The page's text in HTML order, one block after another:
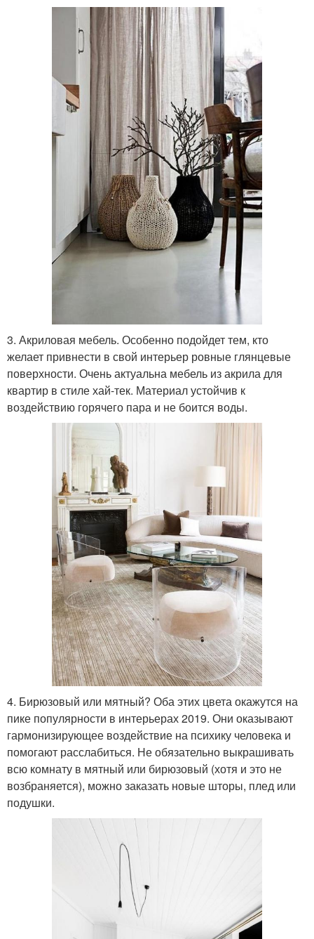
3. Акриловая мебель. Особенно подойдет тем, кто
желает привнести в свой интерьер ровные глянцевые
поверхности. Очень актуальна мебель из акрила для
квартир в стиле хай-тек. Материал устойчив к
воздействию горячего пара и не боится воды.
4. Бирюзовый или мятный? Оба этих цвета окажутся на
пике популярности в интерьерах 2019. Они оказывают
гармонизирующее воздействие на психику человека и
помогают расслабиться. Не обязательно выкрашивать
всю комнату в мятный или бирюзовый (хотя и это не
возбраняется), можно заказать новые шторы, плед или
подушки.